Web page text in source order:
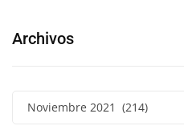
Archivos
Noviembre 2021 (214)